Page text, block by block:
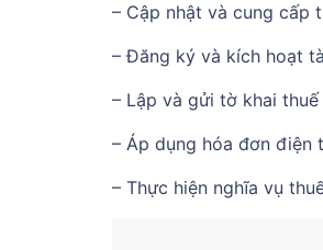
– Cập nhật và cung cấp
– Đăng ký và kích hoạt
– Lập và gửi tờ khai
– Áp dụng hóa đơn điện
– Thực hiện nghĩa vụ